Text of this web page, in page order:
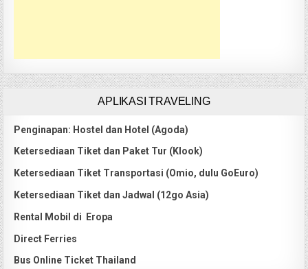
APLIKASI TRAVELING
Penginapan: Hostel dan Hotel (Agoda)
Ketersediaan Tiket dan Paket Tur (Klook)
Ketersediaan Tiket Transportasi (Omio, dulu GoEuro)
Ketersediaan Tiket dan Jadwal (12go Asia)
Rental Mobil di Eropa
Direct Ferries
Bus Online Ticket Thailand